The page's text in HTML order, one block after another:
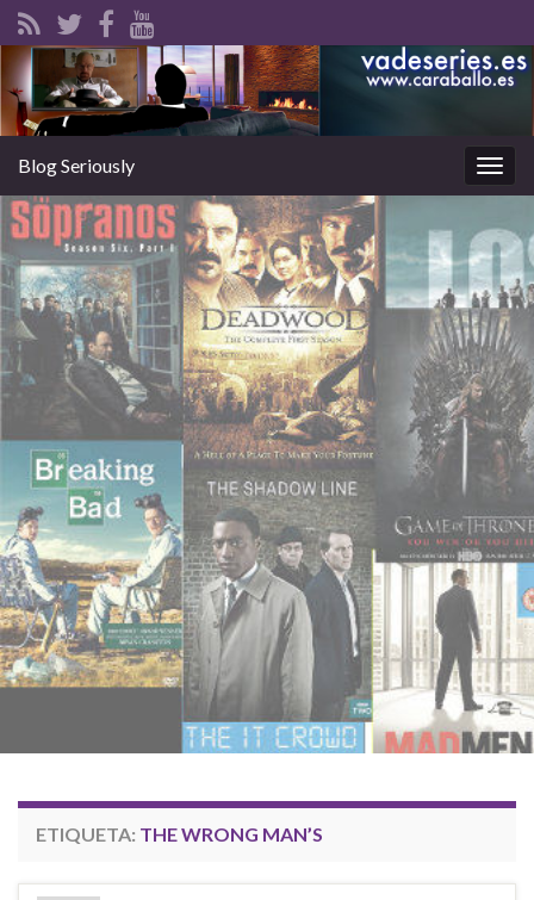
la
Blog Seriously
ETIQUETA: THE WRONG MAN’S